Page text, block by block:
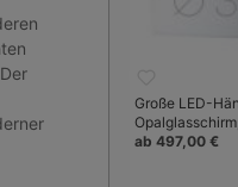
Große LED-
ab 497,00 €